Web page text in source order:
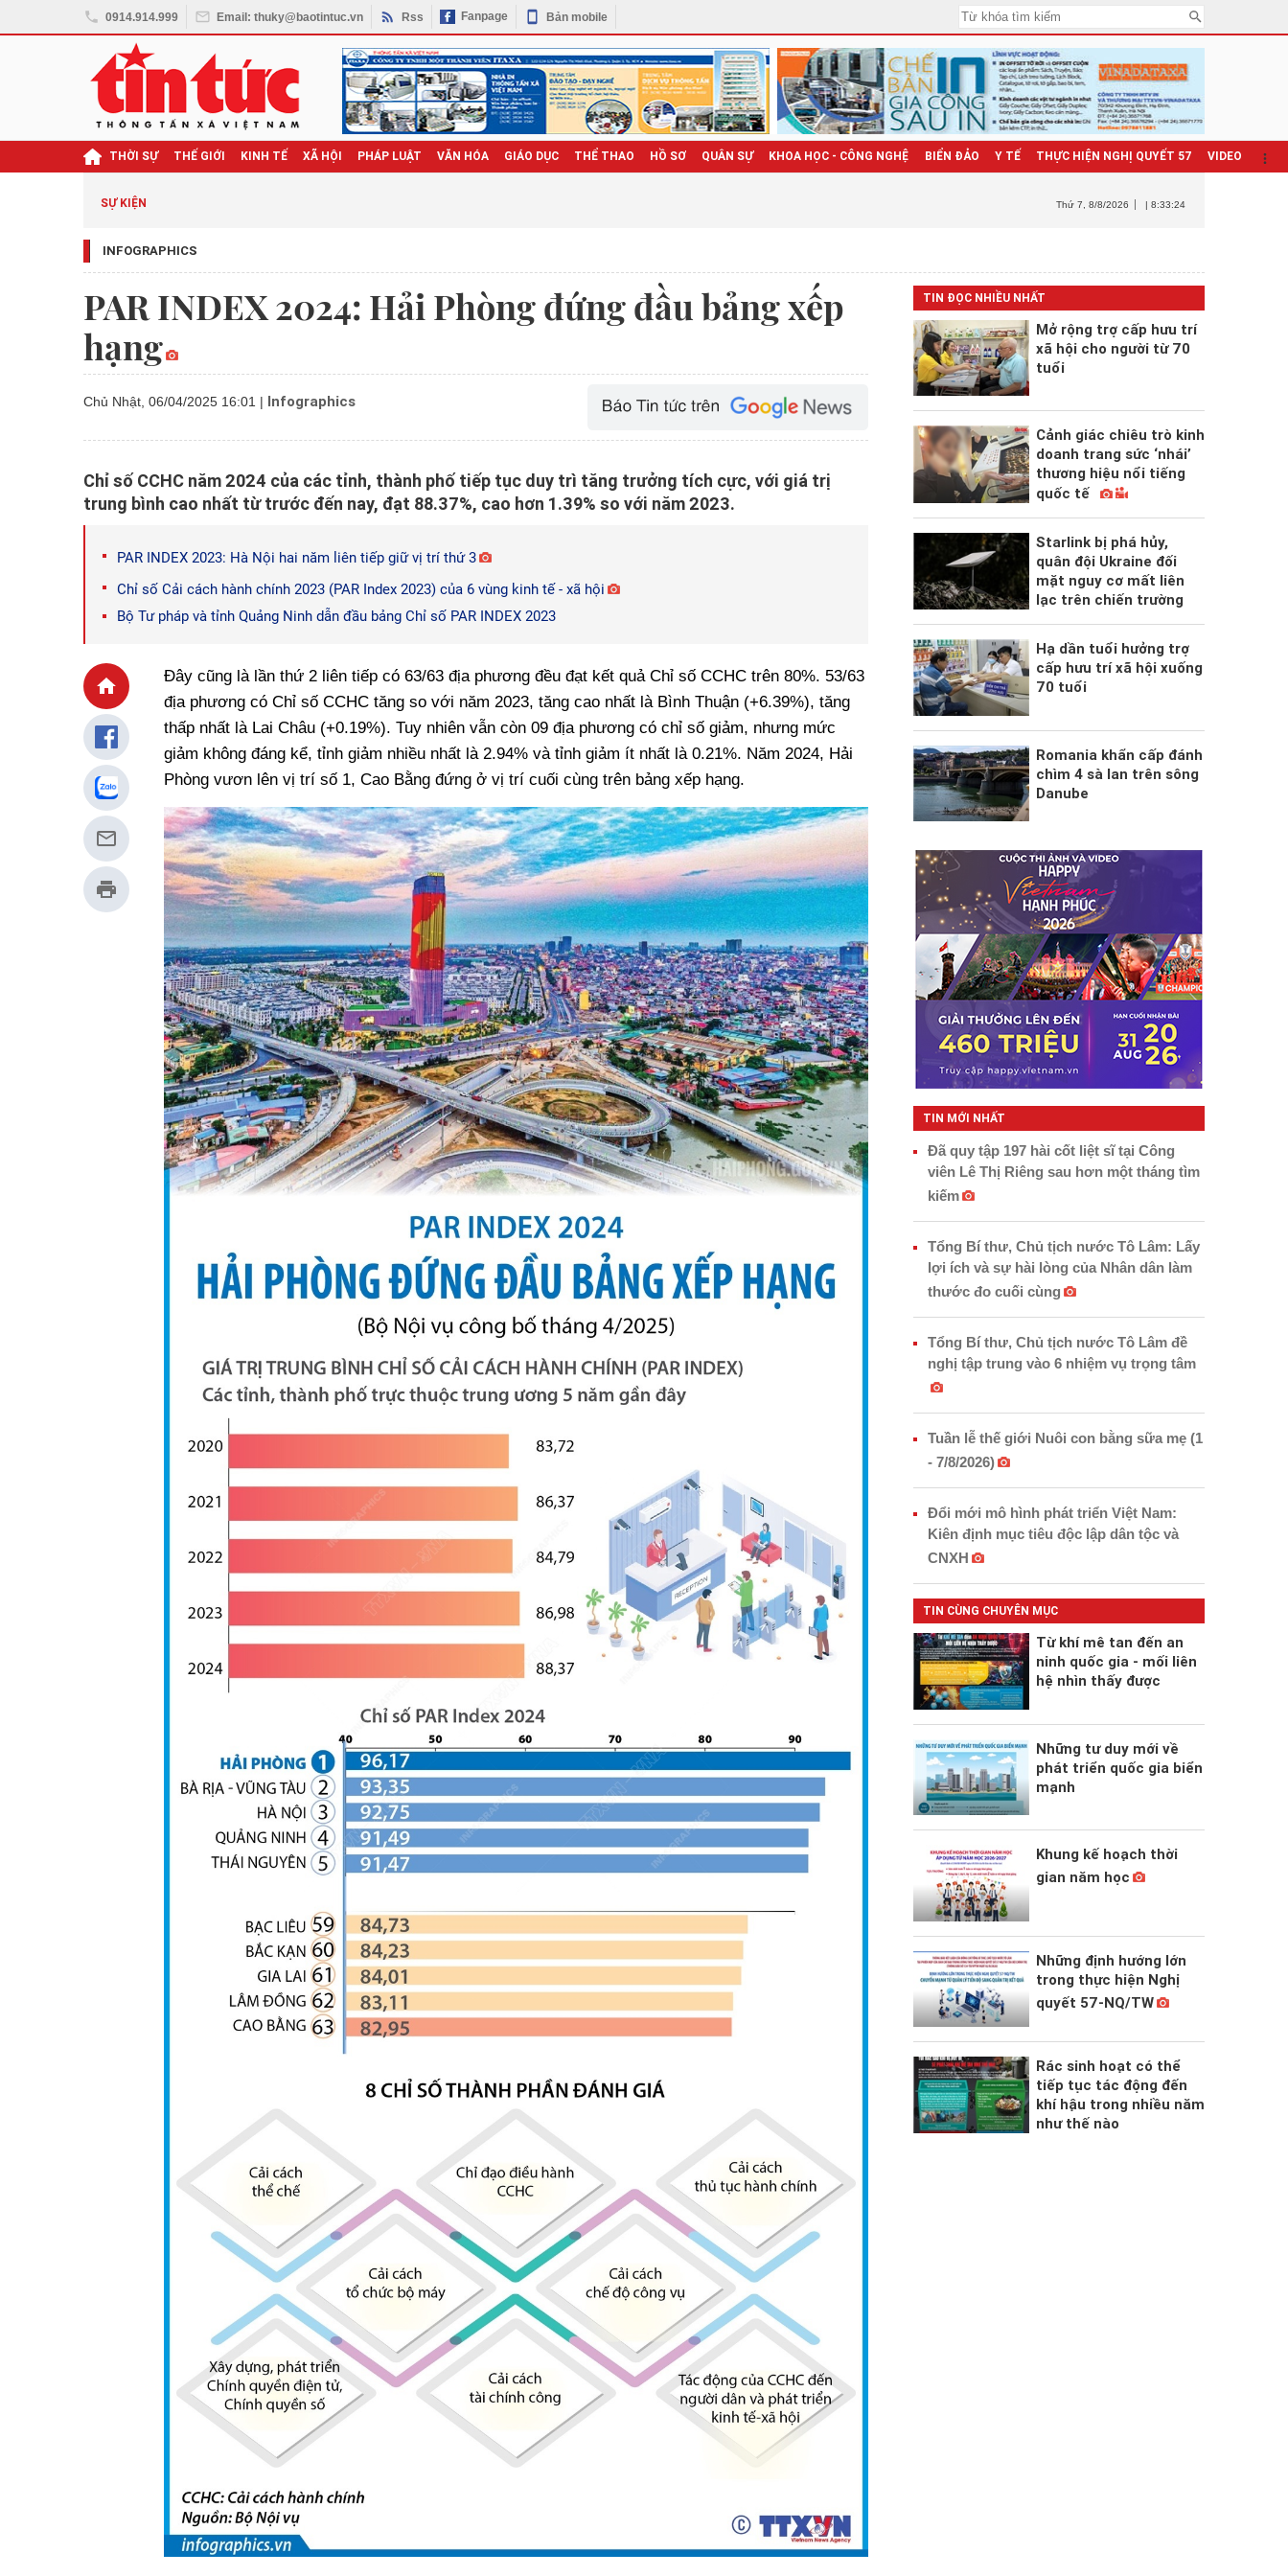
0914.914.999 Email: thuky@baotintuc.vn Rss Fanpage Bản mobile
THỜI SỰ THẾ GIỚI KINH TẾ XÃ HỘI PHÁP LUẬT VĂN HÓA GIÁO DỤC THỂ THAO HỒ SƠ QUÂN SỰ KHOA HỌC - CÔNG NGHỆ BIỂN ĐẢO Y TẾ THỰC HIỆN NGHỊ QUYẾT 57 VIDEO
SỰ KIỆN Thứ 7 , 8/8/2026 | 8:33:25
INFOGRAPHICS
PAR INDEX 2024: Hải Phòng đứng đầu bảng xếp
hạng
Chủ Nhật, 06/04/2025 16:01 | Infographics
Chỉ số CCHC năm 2024 của các tỉnh, thành phố tiếp tục duy trì tăng trưởng tích cực, với giá trị
trung bình cao nhất từ trước đến nay, đạt 88.37%, cao hơn 1.39% so với năm 2023.
PAR INDEX 2023: Hà Nội hai năm liên tiếp giữ vị trí thứ 3
Chỉ số Cải cách hành chính 2023 (PAR Index 2023) của 6 vùng kinh tế - xã hội
Bộ Tư pháp và tỉnh Quảng Ninh dẫn đầu bảng Chỉ số PAR INDEX 2023
Đây cũng là lần thứ 2 liên tiếp có 63/63 địa phương đều đạt kết quả Chỉ số CCHC trên 80%. 53/63
địa phương có Chỉ số CCHC tăng so với năm 2023, tăng cao nhất là Bình Thuận (+6.39%), tăng
thấp nhất là Lai Châu (+0.19%). Tuy nhiên vẫn còn 09 địa phương có chỉ số giảm, nhưng mức
giảm không đáng kể, tỉnh giảm nhiều nhất là 2.94% và tỉnh giảm ít nhất là 0.21%. Năm 2024, Hải
Phòng vươn lên vị trí số 1, Cao Bằng đứng ở vị trí cuối cùng trên bảng xếp hạng.
TIN ĐỌC NHIỀU NHẤT
Mở rộng trợ cấp hưu trí
xã hội cho người từ 70
tuổi
Cảnh giác chiêu trò kinh
doanh trang sức ‘nhái’
thương hiệu nổi tiếng
quốc tế
Starlink bị phá hủy,
quân đội Ukraine đối
mặt nguy cơ mất liên
lạc trên chiến trường
Hạ dần tuổi hưởng trợ
cấp hưu trí xã hội xuống
70 tuổi
Romania khẩn cấp đánh
chìm 4 sà lan trên sông
Danube
TIN MỚI NHẤT
Đã quy tập 197 hài cốt liệt sĩ tại Công
viên Lê Thị Riêng sau hơn một tháng tìm
kiếm
Tổng Bí thư, Chủ tịch nước Tô Lâm: Lấy
lợi ích và sự hài lòng của Nhân dân làm
thước đo cuối cùng
Tổng Bí thư, Chủ tịch nước Tô Lâm đề
nghị tập trung vào 6 nhiệm vụ trọng tâm
Tuần lễ thế giới Nuôi con bằng sữa mẹ (1
- 7/8/2026)
Đổi mới mô hình phát triển Việt Nam:
Kiên định mục tiêu độc lập dân tộc và
CNXH
TIN CÙNG CHUYÊN MỤC
Từ khí mê tan đến an
ninh quốc gia - mối liên
hệ nhìn thấy được
Những tư duy mới về
phát triển quốc gia biển
mạnh
Khung kế hoạch thời
gian năm học
Những định hướng lớn
trong thực hiện Nghị
quyết 57-NQ/TW
Rác sinh hoạt có thể
tiếp tục tác động đến
khí hậu trong nhiều năm
như thế nào